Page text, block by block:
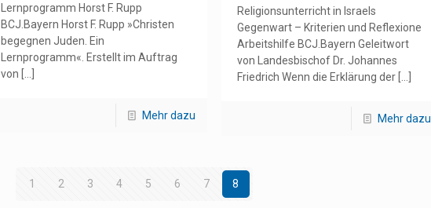
Lernprogramm Horst F. Rupp
BCJ.Bayern Horst F. Rupp »Christen
begegnen Juden. Ein
Lernprogramm«. Erstellt im Auftrag
von […]
Mehr dazu
Religionsunterricht in Israels
Gegenwart – Kriterien und Reflexione
Arbeitshilfe BCJ.Bayern Geleitwort
von Landesbischof Dr. Johannes
Friedrich Wenn die Erklärung der[…]
Mehr dazu
1 2 3 4 5 6 7 8